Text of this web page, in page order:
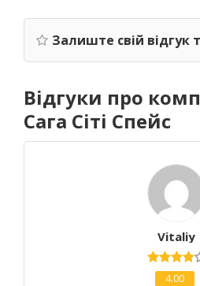
Залиште свій відгук
Відгуки про
Сага Сіті Спейс
Vitaliy
4.00